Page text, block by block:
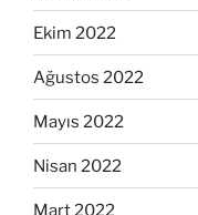
Ekim 2022
Ağustos 2022
Mayıs 2022
Nisan 2022
Mart 2022